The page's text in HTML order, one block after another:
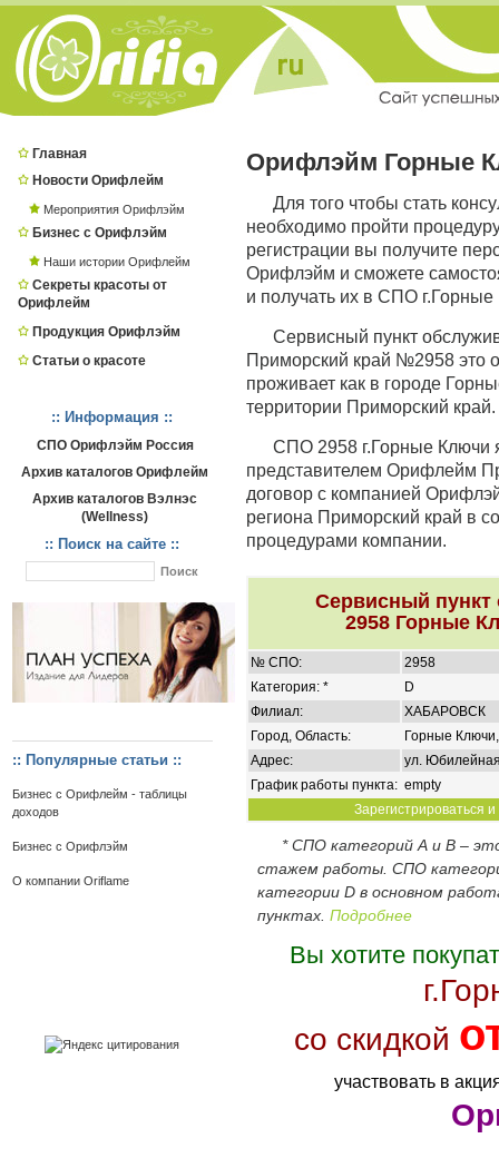
Главная
Новости Орифлейм
Мероприятия Орифлэйм
Бизнес с Орифлэйм
Наши истории Орифлейм
Секреты красоты от
Орифлейм
Продукция Орифлэйм
Статьи о красоте
:: Информация ::
СПО Орифлэйм Россия
Архив каталогов Орифлейм
Архив каталогов Вэлнэс
(Wellness)
:: Поиск на сайте ::
:: Популярные статьи ::
Бизнес с Орифлейм - таблицы
доходов
Бизнес с Орифлэйм
О компании Oriflame
Орифлэйм Горные
Для того чтобы стать
необходимо пройти
регистрации вы получите
Орифлэйм и сможете
и получать их в СПО
Сервисный пункт
Приморский край №2958 это
проживает как в городе
территории Приморский край.
СПО 2958 г.Горные Ключи
представителем Орифлейм
договор с компанией
региона Приморский край в
процедурами компании.
Сервисный
2958 Горные
№ СПО:
2958
Категория: *
D
Филиал:
ХАБАРОВСК
Город, Область:
Горные
Адрес:
ул.
График работы пункта: empty
Зарегистрироваться
* СПО категорий А и В –
стажем работы. СПО
категории D в основном
пунктах. Подробнее
Вы хотите
со скидкой
участвовать в